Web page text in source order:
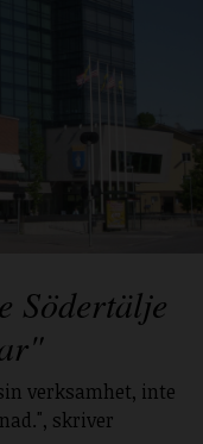
Södertälje
verksamhet, inte
skriver